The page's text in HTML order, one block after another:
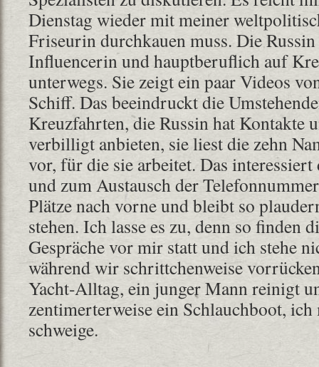
Dienstag wieder mit meiner
Friseurin durchkauen muss. Die
Influencerin und hauptberuflich auf
unterwegs. Sie zeigt ein paar Videos
Schiff. Das beeindruckt die
Kreuzfahrten, die Russin hat Kontakte
verbilligt anbieten, sie liest die zehn
vor, für die sie arbeitet. Das
und zum Austausch der
Plätze nach vorne und bleibt so
stehen. Ich lasse es zu, denn so finden
Gespräche vor mir statt und ich stehe
während wir schrittchenweise
Yacht-Alltag, ein junger Mann reinigt
zentimerterweise ein Schlauchboot, ich
schweige.